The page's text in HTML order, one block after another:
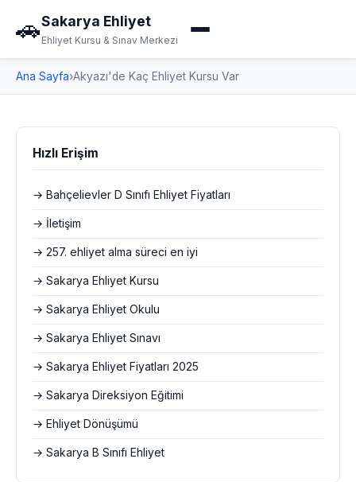
🚗Sakarya Ehliyet
Ehliyet Kursu & Sınav Merkezi
Ana Sayfa›Akyazı'de Kaç Ehliyet Kursu Var
Hızlı Erişim
→ Bahçelievler D Sınıfı Ehliyet Fiyatları
→ İletişim
→ 257. ehliyet alma süreci en iyi
→ Sakarya Ehliyet Kursu
→ Sakarya Ehliyet Okulu
→ Sakarya Ehliyet Sınavı
→ Sakarya Ehliyet Fiyatları 2025
→ Sakarya Direksiyon Eğitimi
→ Ehliyet Dönüşümü
→ Sakarya B Sınıfı Ehliyet